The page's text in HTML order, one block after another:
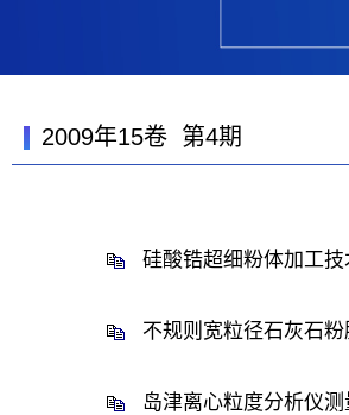
2009年15卷 第4期
硅酸锆超细粉体加工技
不规则宽粒径石灰石
岛津离心粒度分析仪